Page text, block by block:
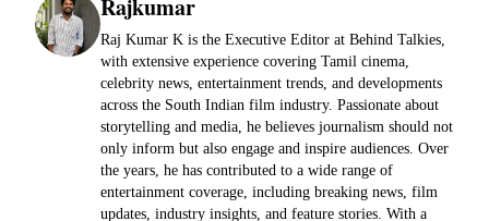
Rajkumar
Raj Kumar K is the Executive Editor at Behind Talkies,
with extensive experience covering Tamil cinema,
celebrity news, entertainment trends, and developments
across the South Indian film industry. Passionate about
storytelling and media, he believes journalism should not
only inform but also engage and inspire audiences. Over
the years, he has contributed to a wide range of
entertainment coverage, including breaking news, film
updates, industry insights, and feature stories. With a